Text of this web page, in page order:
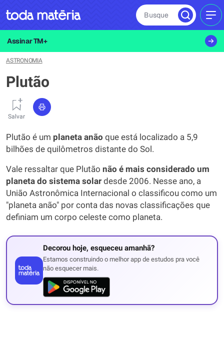
Busque
Assinar TM+
ASTRONOMIA
Plutão
Salvar
Plutão é um planeta anão que está localizado a 5,9
bilhões de quilômetros distante do Sol.
Vale ressaltar que Plutão não é mais considerado um
planeta do sistema solar desde 2006. Nesse ano, a
União Astronômica Internacional o classificou como um
"planeta anão" por conta das novas classificações que
definiam um corpo celeste como planeta.
Decorou hoje, esqueceu amanhã?
Estamos construindo o melhor app de estudos pra você
não esquecer mais.